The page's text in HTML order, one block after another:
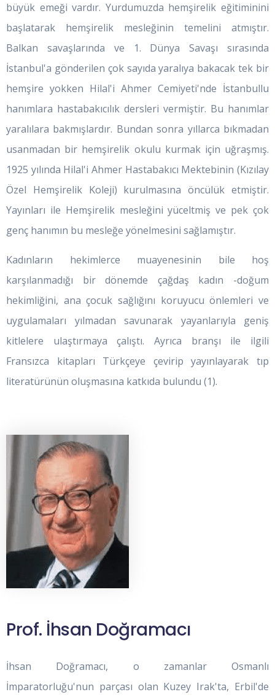
büyük emeği vardır. Yurdumuzda hemşirelik eğitiminini
başlatarak hemşirelik mesleğinin temelini atmıştır.
Balkan savaşlarında ve 1. Dünya Savaşı sırasında
İstanbul'a gönderilen çok sayıda yaralıya bakacak tek bir
hemşire yokken Hilal'i Ahmer Cemiyeti'nde İstanbullu
hanımlara hastabakıcılık dersleri vermiştir. Bu hanımlar
yaralılara bakmışlardır. Bundan sonra yıllarca bıkmadan
usanmadan bir hemşirelik okulu kurmak için uğraşmış.
1925 yılında Hilal'i Ahmer Hastabakıcı Mektebinin (Kızılay
Özel Hemşirelik Koleji) kurulmasına öncülük etmiştir.
Yayınları ile Hemşirelik mesleğini yüceltmiş ve pek çok
genç hanımın bu mesleğe yönelmesini sağlamıştır.
Kadınların hekimlerce muayenesinin bile hoş
karşılanmadığı bir dönemde çağdaş kadın -doğum
hekimliğini, ana çocuk sağlığını koruyucu önlemleri ve
uygulamaları yılmadan savunarak yayanlarıyla geniş
kitlelere ulaştırmaya çalıştı. Ayrıca branşı ile ilgili
Fransızca kitapları Türkçeye çevirip yayınlayarak tıp
literatürünün oluşmasına katkıda bulundu (1).
Prof. İhsan Doğramacı
İhsan Doğramacı, o zamanlar Osmanlı
İmparatorluğu'nun parçası olan Kuzey Irak'ta, Erbil'de